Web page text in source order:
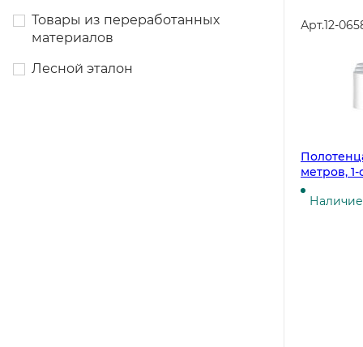
Товары из переработанных
материалов
Лесной эталон
Арт.12-
метров,